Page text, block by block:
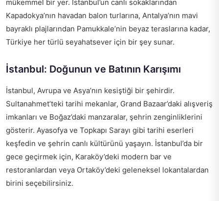
mükemmel bir yer. İstanbul’un canlı sokaklarından
Kapadokya’nın havadan balon turlarına, Antalya’nın mavi
bayraklı plajlarından Pamukkale’nin beyaz teraslarına kadar,
Türkiye her türlü seyahatsever için bir şey sunar.
İstanbul: Doğunun ve Batının Karışımı
İstanbul, Avrupa ve Asya’nın kesiştiği bir şehirdir.
Sultanahmet’teki tarihi mekanlar, Grand Bazaar’daki alışveriş
imkanları ve Boğaz’daki manzaralar, şehrin zenginliklerini
gösterir. Ayasofya ve Topkapı Sarayı gibi tarihi eserleri
keşfedin ve şehrin canlı kültürünü yaşayın. İstanbul’da bir
gece geçirmek için, Karaköy’deki modern bar ve
restoranlardan veya Ortaköy’deki geleneksel lokantalardan
birini seçebilirsiniz.